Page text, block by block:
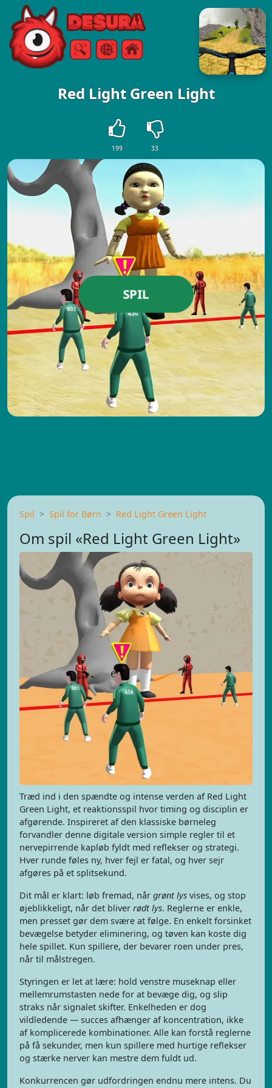
Free Online Games
Søg Menu
Red Light Green Light
199 33
SPIL
Spil Spil for Børn Red Light Green Light
Om spil «Red Light Green Light»
Træd ind i den spændte og intense verden af Red Light
Green Light, et reaktionsspil hvor timing og disciplin er
afgørende. Inspireret af den klassiske børneleg
forvandler denne digitale version simple regler til et
nervepirrende kapløb fyldt med reflekser og strategi.
Hver runde føles ny, hver fejl er fatal, og hver sejr
afgøres på et splitsekund.
Dit mål er klart: løb fremad, når grønt lys vises, og stop
øjeblikkeligt, når det bliver rødt lys. Reglerne er enkle,
men presset gør dem svære at følge. En enkelt forsinket
bevægelse betyder eliminering, og tøven kan koste dig
hele spillet. Kun spillere, der bevarer roen under pres,
når til målstregen.
Styringen er let at lære: hold venstre museknap eller
mellemrumstasten nede for at bevæge dig, og slip
straks når signalet skifter. Enkelheden er dog
vildledende — succes afhænger af koncentration, ikke
af komplicerede kombinationer. Alle kan forstå reglerne
på få sekunder, men kun spillere med hurtige reflekser
og stærke nerver kan mestre dem fuldt ud.
Konkurrencen gør udfordringen endnu mere intens. Du